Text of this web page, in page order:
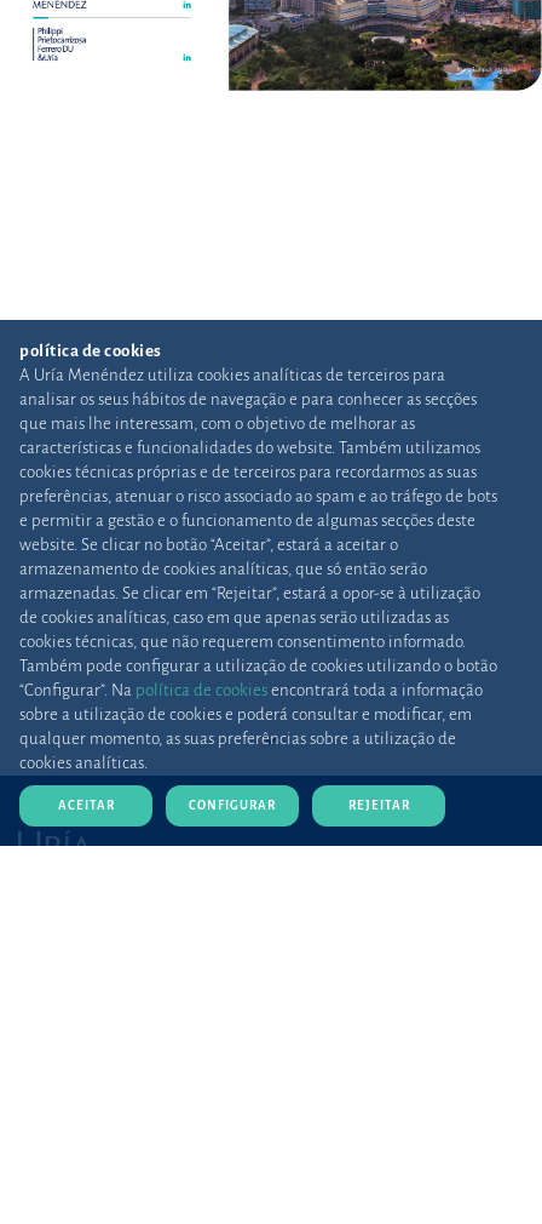
política de cookies
A Uría Menéndez utiliza cookies analíticas de terceiros para
analisar os seus hábitos de navegação e para conhecer as secções
que mais lhe interessam, com o objetivo de melhorar as
características e funcionalidades do website. Também utilizamos
cookies técnicas próprias e de terceiros para recordarmos as suas
preferências, atenuar o risco associado ao spam e ao tráfego de bots
e permitir a gestão e o funcionamento de algumas secções deste
website. Se clicar no botão “Aceitar”, estará a aceitar o
armazenamento de cookies analíticas, que só então serão
armazenadas. Se clicar em “Rejeitar”, estará a opor-se à utilização
de cookies analíticas, caso em que apenas serão utilizadas as
cookies técnicas, que não requerem consentimento informado.
Também pode configurar a utilização de cookies utilizando o botão
“Configurar”. Na política de cookies encontrará toda a informação
sobre a utilização de cookies e poderá consultar e modificar, em
qualquer momento, as suas preferências sobre a utilização de
cookies analíticas.
ACEITAR CONFIGURAR REJEITAR